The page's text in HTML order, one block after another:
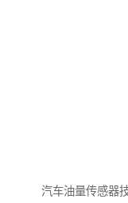
汽车油量传感器